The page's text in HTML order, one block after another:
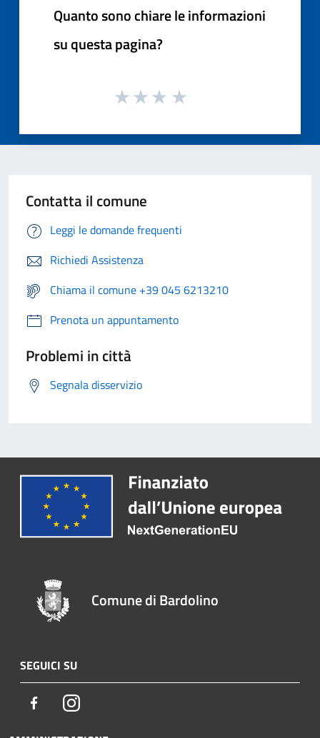
Quanto sono chiare le informazioni
su questa pagina?
Contatta il comune
Leggi le domande frequenti
Richiedi Assistenza
Chiama il comune +39 045 6213210
Prenota un appuntamento
Problemi in città
Segnala disservizio
Comune di Bardolino
SEGUICI SU
FacebookInstagram